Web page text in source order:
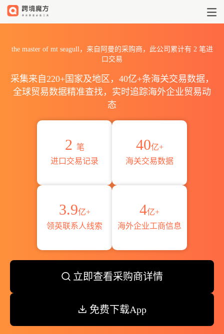
the master of mt seagull，来自阿曼的采购商，此公司累计有 2笔进
口交易
采集来自220+国家及地区，40亿+条海关交易数据，
全球贸易数据精准查找，实时追踪海外企业贸易动
态
2 笔
进口交易记录
40亿+
海关交易数据
3.9亿+
领英联系人线索
4亿+
海外企业工商信息
立即查看采购商详情
免费下载App